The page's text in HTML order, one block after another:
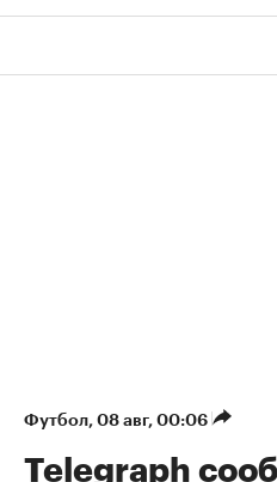
Футбол 08 авг, 00:06
Telegraph